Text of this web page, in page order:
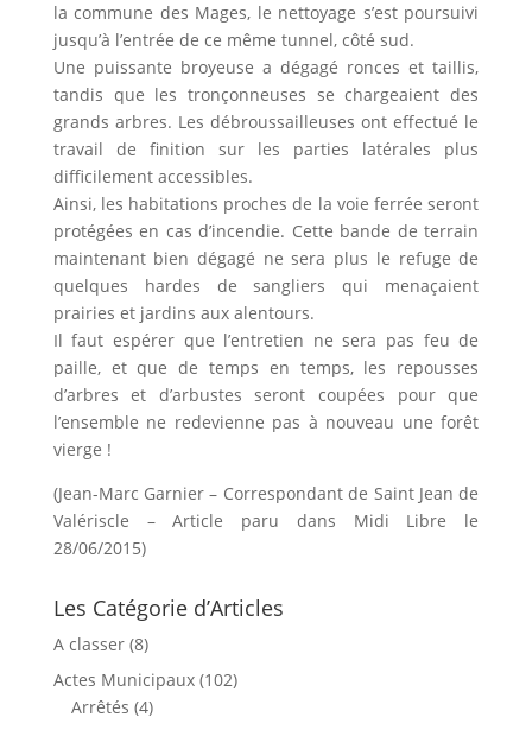
la commune des Mages, le nettoyage s’est poursuivi
jusqu’à l’entrée de ce même tunnel, côté sud.
Une puissante broyeuse a dégagé ronces et taillis,
tandis que les tronçonneuses se chargeaient des
grands arbres. Les débroussailleuses ont effectué le
travail de finition sur les parties latérales plus
difficilement accessibles.
Ainsi, les habitations proches de la voie ferrée seront
protégées en cas d’incendie. Cette bande de terrain
maintenant bien dégagé ne sera plus le refuge de
quelques hardes de sangliers qui menaçaient
prairies et jardins aux alentours.
Il faut espérer que l’entretien ne sera pas feu de
paille, et que de temps en temps, les repousses
d’arbres et d’arbustes seront coupées pour que
l’ensemble ne redevienne pas à nouveau une forêt
vierge !
(Jean-Marc Garnier – Correspondant de Saint Jean de
Valériscle – Article paru dans Midi Libre le
28/06/2015)
Les Catégorie d’Articles
A classer(8)
Actes Municipaux(102)
Arrêtés (4)